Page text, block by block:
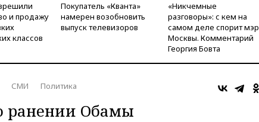
и продажу
классов
Покупатель «Кванта»
намерен возобновить
выпуск телевизоров
«Никчемные
разговоры»: с кем на
самом деле спорит мэр
Москвы. Комментарий
Георгия Бовта
СМИ Политика
ранении Обамы